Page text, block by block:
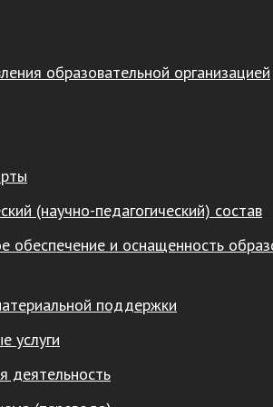
образовательной организацией
(научно-педагогический) состав
обеспечение и оснащенность
поддержки
услуги
деятельность